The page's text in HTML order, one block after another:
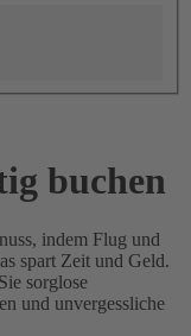
buchen
indem Flug und
spart Zeit und Geld.
sorglose
und unvergessliche